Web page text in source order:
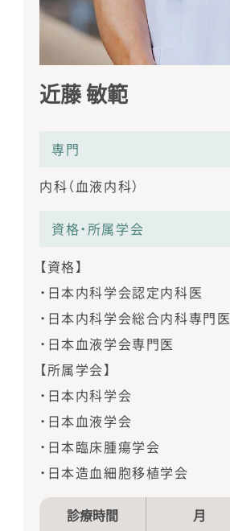
近藤 敏範
専⾨
内科（血液内科）
資格・所属学会
【資格】
・日本内科学会認定内科医
・日本内科学会総合内科専門医
・日本血液学会専門医
【所属学会】
・日本内科学会
・日本血液学会
・日本臨床腫瘍学会
・日本造血細胞移植学会
診療時間 月